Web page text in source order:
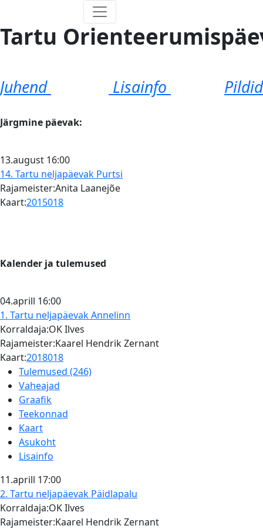
Tartu
Juhend Lisainfo
Järgmine päevak:
13.august 16:00
14. Tartu neljapäevak Purtsi
Rajameister:Anita Laanejõe
Kaart:2015018
Kalender ja tulemused
04.aprill 16:00
1. Tartu neljapäevakAnnelinn
Korraldaja:OK Ilves
Rajameister:Kaarel Hendrik Zernant
Kaart:2018018
Tulemused (246)
Vaheajad
Graafik
Teekonnad
Kaart
Asukoht
Lisainfo
11.aprill 17:00
2. Tartu neljapäevak Päidlapalu
Korraldaja:OK Ilves
Rajameister:Kaarel Hendrik Zernant